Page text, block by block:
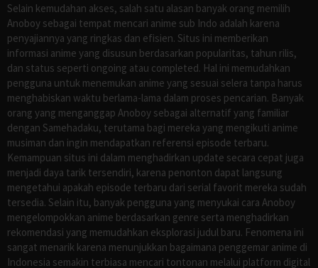
Selain kemudahan akses, salah satu alasan banyak orang memilih
Anoboy sebagai tempat mencari anime sub Indo adalah karena
penyajiannya yang ringkas dan efisien. Situs ini memberikan
informasi anime yang disusun berdasarkan popularitas, tahun rilis,
dan status seperti ongoing atau completed. Hal ini memudahkan
pengguna untuk menemukan anime yang sesuai selera tanpa harus
menghabiskan waktu berlama-lama dalam proses pencarian. Banyak
orang yang menganggap Anoboy sebagai alternatif yang familiar
dengan Samehadaku, terutama bagi mereka yang mengikuti anime
musiman dan ingin mendapatkan referensi episode terbaru.
Kemampuan situs ini dalam menghadirkan update secara cepat juga
menjadi daya tarik tersendiri, karena penonton dapat langsung
mengetahui apakah episode terbaru dari serial favorit mereka sudah
tersedia. Selain itu, banyak pengguna yang menyukai cara Anoboy
mengelompokkan anime berdasarkan genre serta menghadirkan
rekomendasi yang memudahkan eksplorasi judul baru. Fenomena ini
sangat menarik karena menunjukkan bagaimana penggemar anime di
Indonesia semakin terbiasa mencari tontonan melalui platform digital